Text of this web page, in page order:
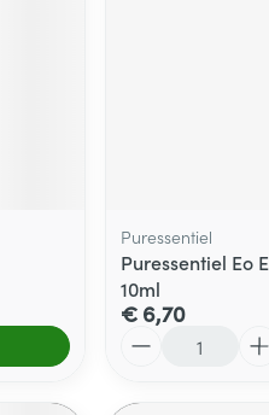
Puressentiel
Puressentiel Eo
10ml
€ 6,70